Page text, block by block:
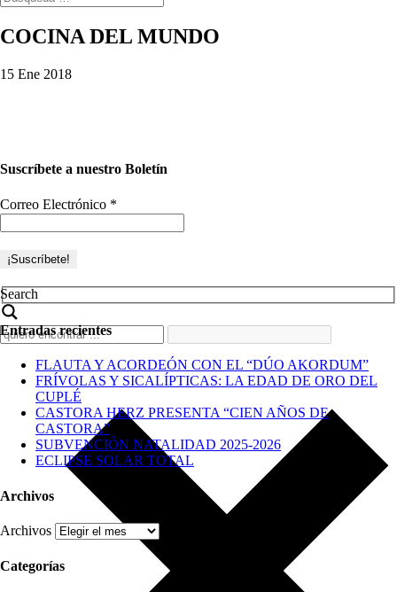
COCINA DEL MUNDO
15 Ene 2018
Suscríbete a nuestro Boletín
Correo Electrónico *
Search
Entradas recientes
FLAUTA Y ACORDEÓN CON EL “DÚO AKORDUM”
FRÍVOLAS Y SICALÍPTICAS: LA EDAD DE ORO DEL
CUPLÉ
CASTORA HERZ PRESENTA “CIEN AÑOS DE
CASTORA”
SUBVENCIÓN NATALIDAD 2025-2026
ECLIPSE SOLAR TOTAL
Archivos
Archivos
Categorías